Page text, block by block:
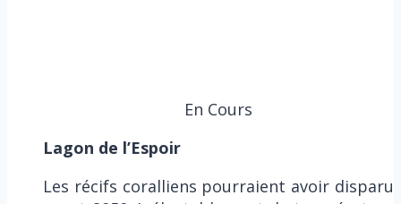
En Cours
Lagon de l’Espoir
Les récifs coralliens pourraient avoir disparu